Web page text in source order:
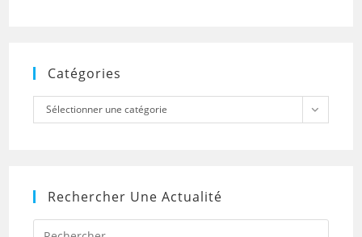
Catégories
Catégories
Sélectionner une catégorie
Rechercher Une Actualité
Press